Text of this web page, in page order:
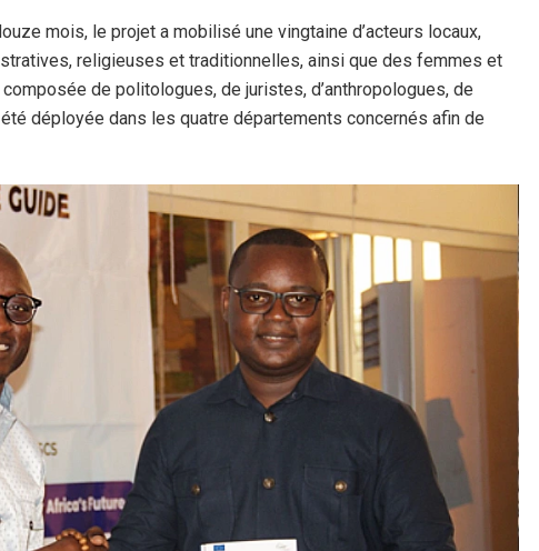
mois, le projet a mobilisé une vingtaine d’acteurs locaux,
religieuses et traditionnelles, ainsi que des femmes et
de politologues, de juristes, d’anthropologues, de
déployée dans les quatre départements concernés afin de